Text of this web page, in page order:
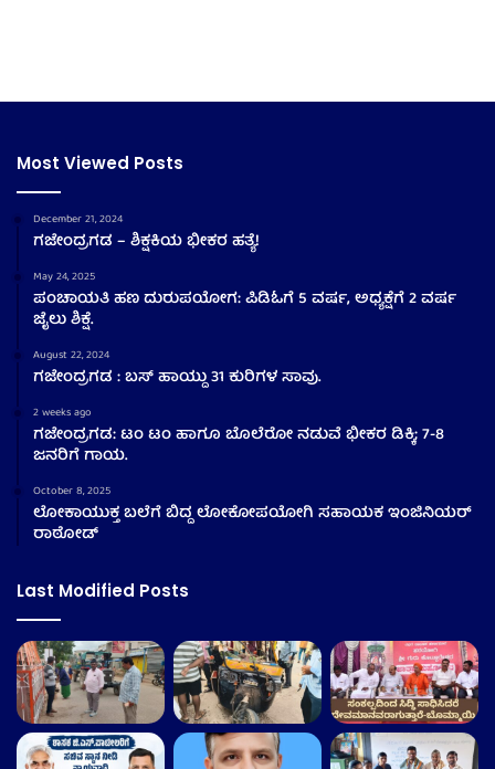
Most Viewed Posts
December 21, 2024
ಗಜೇಂದ್ರಗಡ – ಶಿಕ್ಷಕಿಯ ಭೀಕರ ಹತ್ಯೆ!
May 24, 2025
ಪಂಚಾಯತಿ ಹಣ ದುರುಪಯೋಗ: ಪಿಡಿಓಗೆ 5 ವರ್ಷ, ಅಧ್ಯಕ್ಷೆಗೆ 2 ವರ್ಷ
ಜೈಲು ಶಿಕ್ಷೆ.
August 22, 2024
ಗಜೇಂದ್ರಗಡ : ಬಸ್ ಹಾಯ್ದು 31 ಕುರಿಗಳ ಸಾವು.
2 weeks ago
ಗಜೇಂದ್ರಗಡ: ಟಂ ಟಂ ಹಾಗೂ ಬೊಲೆರೋ ನಡುವೆ ಭೀಕರ ಡಿಕ್ಕಿ; 7-8
ಜನರಿಗೆ ಗಾಯ.
October 8, 2025
ಲೋಕಾಯುಕ್ತ ಬಲೆಗೆ ಬಿದ್ದ ಲೋಕೋಪಯೋಗಿ ಸಹಾಯಕ ಇಂಜಿನಿಯರ್
ರಾಠೋಡ್
Last Modified Posts